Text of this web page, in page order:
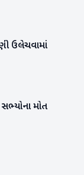
ઉલેચવામાં
મોત